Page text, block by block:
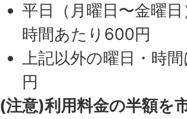
平日（月曜日〜金曜
時間あたり600円
上記以外の曜日・時
円
(注意)利用料金の半額を